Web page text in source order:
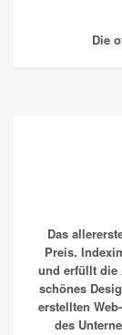
Die
Das
Preis.
und erfüllt die
schönes
erstellten
des